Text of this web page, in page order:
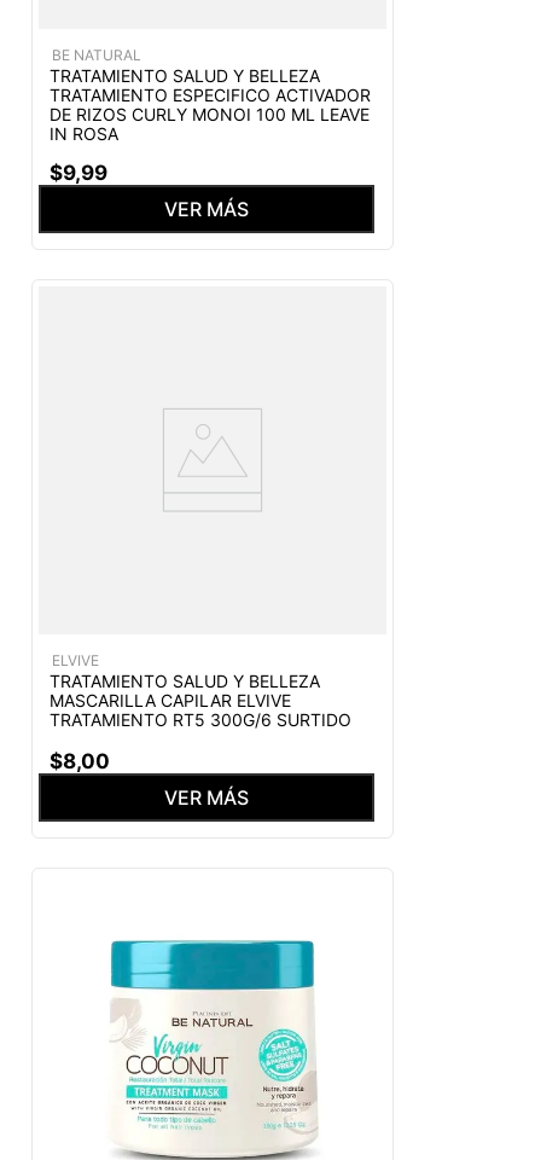
BE NATURAL
TRATAMIENTO SALUD Y BELLEZA
TRATAMIENTO ESPECIFICO ACTIVADOR
DE RIZOS CURLY MONOI 100 ML LEAVE
IN ROSA
$9,99
VER MÁS
ELVIVE
TRATAMIENTO SALUD Y BELLEZA
MASCARILLA CAPILAR ELVIVE
TRATAMIENTO RT5 300G/6 SURTIDO
$8,00
VER MÁS